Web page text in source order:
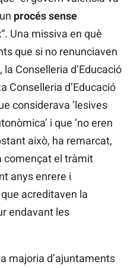
procés sense
“. Una missiva en què
que si no renunciaven
Conselleria d’Educació
Conselleria d’Educació
considerava ‘lesives
i que ‘no eren
això, ha remarcat,
començat el tràmit
anys enrere i
acreditaven la
endavant les
majoria d’ajuntaments